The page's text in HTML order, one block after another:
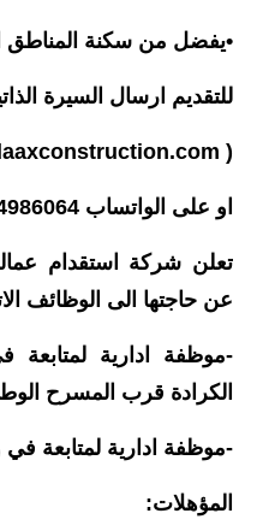
•يفضل من سكنة المناطق
للتقديم ارسال السيرة
(
او على الواتساب 07734986064
تعلن شركة استقدام
عن حاجتها الى الوظائف
-موظفة ادارية لمتابعة
الكرادة قرب المسرح
-موظفة ادارية لمتابعة
المؤهلات: